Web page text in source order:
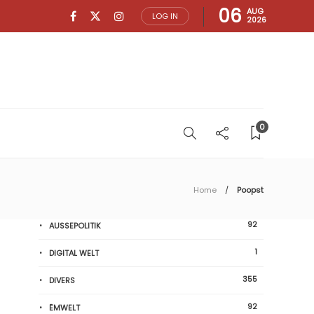
LOG IN 06 AUG
2026
0
Home Poopst
AUSSEPOLITIK 92
DIGITAL WELT 1
DIVERS 355
ËMWELT 92